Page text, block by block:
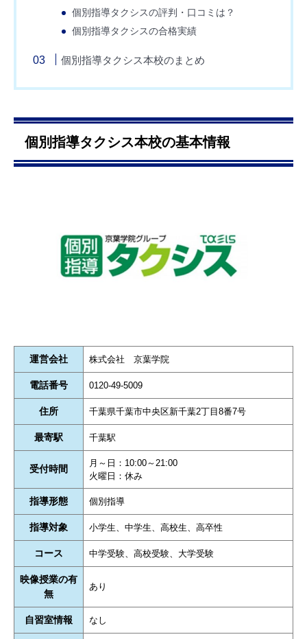
個別指導タクシスの評判・口コミは？
個別指導タクシスの合格実績
個別指導タクシス本校のまとめ
個別指導タクシス本校の基本情報
運営会社 株式会社 京葉学院
電話番号 0120-49-5009
住所 千葉県千葉市中央区新千葉2丁目8番7号
最寄駅 千葉駅
受付時間
月～日：10:00～21:00
火曜日：休み
指導形態 個別指導
指導対象 小学生、中学生、高校生、高卒性
コース 中学受験、高校受験、大学受験
映像授業の有
無
あり
自習室情報 なし